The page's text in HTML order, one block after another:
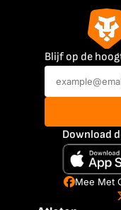
Blijf op de
Download
Mee Met